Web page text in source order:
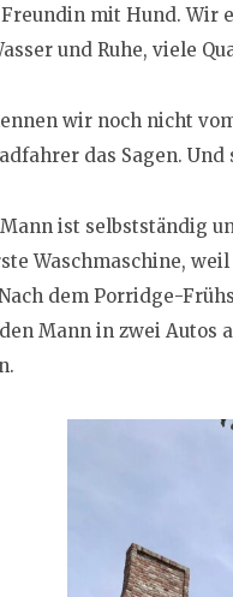
mit Hund. Wir
und Ruhe, viele
wir noch nicht
das Sagen.
ist selbstständig
Waschmaschine,
dem Porridge-
Mann in zwei Autos